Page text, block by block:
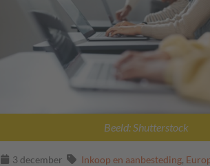
Beeld: Shutterstock
3 december
Inkoop en aanbesteding,